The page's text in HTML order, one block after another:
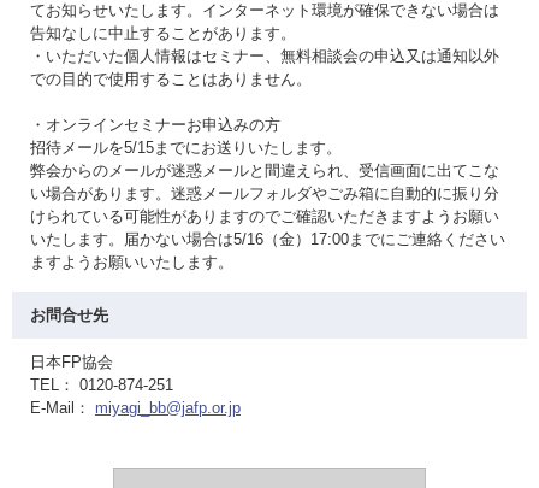
てお知らせいたします。インターネット環境が確保できない場合は
告知なしに中止することがあります。
・いただいた個人情報はセミナー、無料相談会の申込又は通知以外
での目的で使用することはありません。
・オンラインセミナーお申込みの方
招待メールを5/15までにお送りいたします。
弊会からのメールが迷惑メールと間違えられ、受信画面に出てこな
い場合があります。迷惑メールフォルダやごみ箱に自動的に振り分
けられている可能性がありますのでご確認いただきますようお願い
いたします。届かない場合は5/16（金）17:00までにご連絡ください
ますようお願いいたします。
お問合せ先
日本FP協会
TEL： 0120-874-251
E-Mail： miyagi_bb@jafp.or.jp